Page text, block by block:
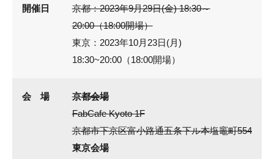
開催日
京都：2023年9月29日(金) 18:30～
20:00（18:00開場）
東京：2023年10月23日(月)
18:30~20:00（18:00開場）
会 場
京都会場
FabCafe Kyoto 1F
京都市下京区富小路通五条下​ル本塩竈町​554
東京会場